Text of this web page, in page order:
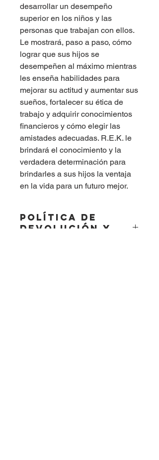
desarrollar un desempeño
superior en los niños y las
personas que trabajan con ellos.
Le mostrará, paso a paso, cómo
lograr que sus hijos se
desempeñen al máximo mientras
les enseña habilidades para
mejorar su actitud y aumentar sus
sueños, fortalecer su ética de
trabajo y adquirir conocimientos
financieros y cómo elegir las
amistades adecuadas. R.E.K. le
brindará el conocimiento y la
verdadera determinación para
brindarles a sus hijos la ventaja
en la vida para un futuro mejor.
POLÍTICA DE
DEVOLUCIÓN Y